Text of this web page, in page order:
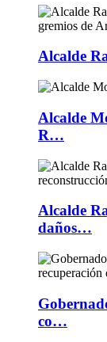
Alcalde
Alcalde
R…
Alcalde
daños…
co…